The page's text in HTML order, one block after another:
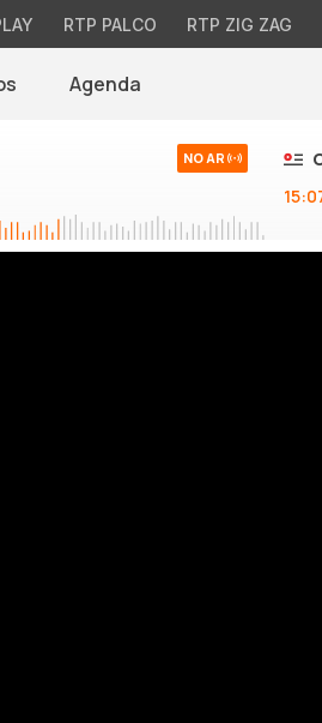
RTP PALCO RTP ZIG ZAG
Agenda
NO AR